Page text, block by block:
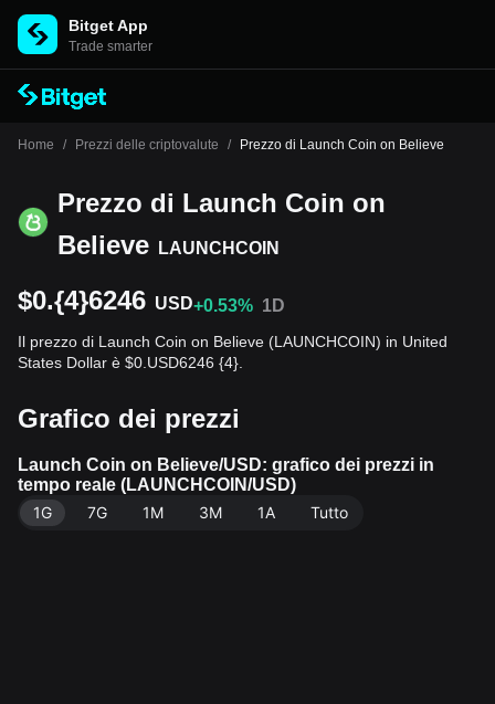
Bitget App
Trade smarter
Home / Prezzi delle criptovalute / Prezzo di Launch Coin on Believe
Prezzo di Launch Coin on
Believe
LAUNCHCOIN
$0.{4}6246 USD+0.53% 1D
Il prezzo di Launch Coin on Believe (LAUNCHCOIN) in United
States Dollar è $0.USD6246 {4}.
Grafico dei prezzi
Launch Coin on Believe/USD: grafico dei prezzi in
tempo reale (LAUNCHCOIN/USD)
1G
7G 1M 3M 1A Tutto